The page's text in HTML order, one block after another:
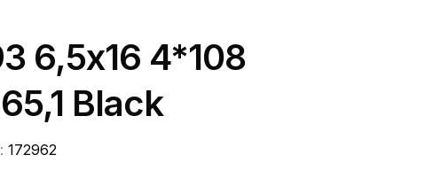
6,5x16 4*108
Black
172962